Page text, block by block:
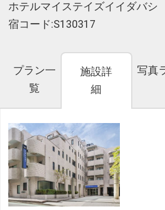
ホテルマイステイズイイダバシ
宿コード:S130317
プラン一
覧
施設詳
細
写真